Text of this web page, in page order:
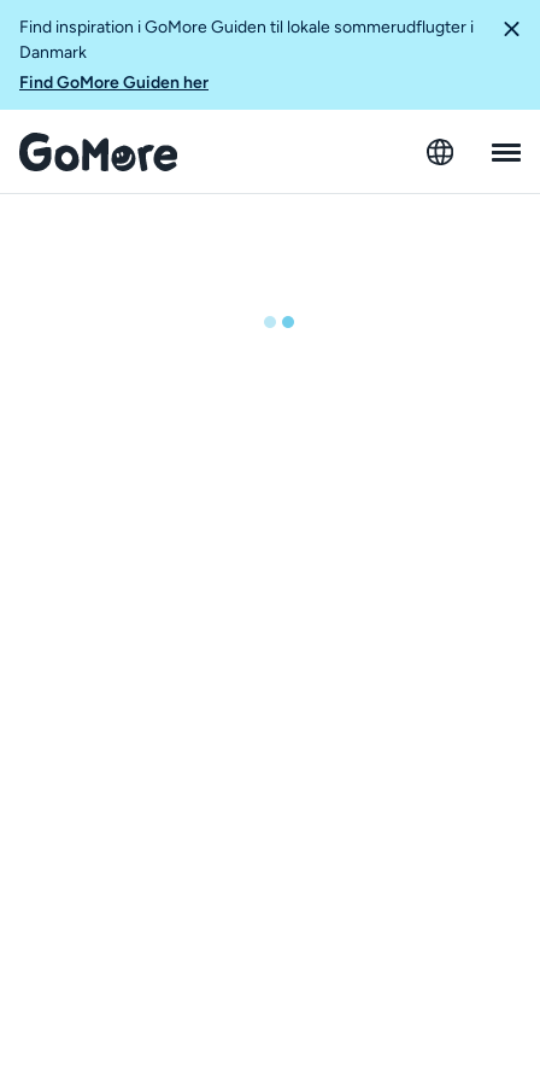
Find inspiration i GoMore Guiden til lokale sommerudflugter i
Danmark
Find GoMore Guiden her